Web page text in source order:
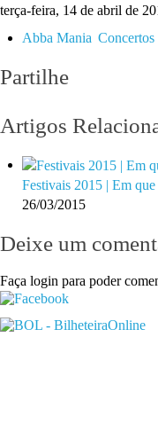
terça-feira, 14 de abril de
Abba Mania Concertos
Partilhe
Artigos
Festivais 2015 | Em
26/03/2015
Deixe um
Faça login para poder